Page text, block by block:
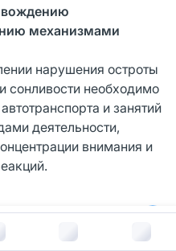
вождению
механизмами
нарушения остроты
сонливости необходимо
и занятий
деятельности,
внимания и